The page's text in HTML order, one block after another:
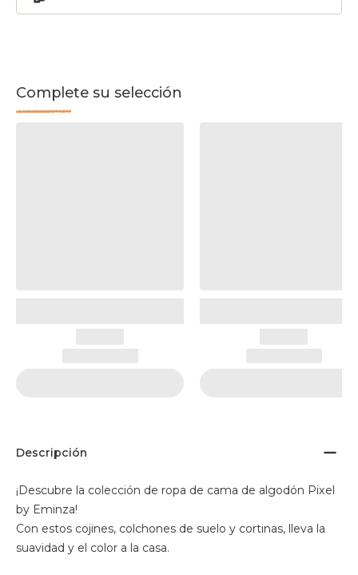
Complete su selección
Descripción
¡Descubre la colección de ropa de cama de algodón Pixel
by Eminza!
Con estos cojines, colchones de suelo y cortinas, lleva la
suavidad y el color a la casa.